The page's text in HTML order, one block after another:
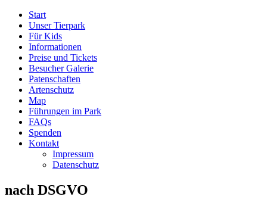
Start
Unser Tierpark
Für Kids
Informationen
Preise und Tickets
Besucher Galerie
Patenschaften
Artenschutz
Map
Führungen im Park
FAQs
Spenden
Kontakt
Impressum
Datenschutz
nach DSGVO